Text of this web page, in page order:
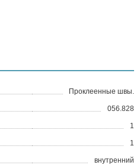
Проклеенные швы.
056.828
1
1
внутренний